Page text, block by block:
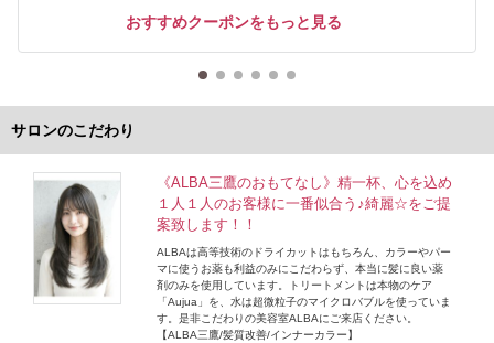
おすすめクーポンをもっと見る
サロンのこだわり
《ALBA三鷹のおもてなし》精一杯、心を込め
１人１人のお客様に一番似合う♪綺麗☆をご提
案致します！！
ALBAは高等技術のドライカットはもちろん、カラーやパー
マに使うお薬も利益のみにこだわらず、本当に髪に良い薬
剤のみを使用しています。トリートメントは本物のケア
「Aujua」を、水は超微粒子のマイクロバブルを使っていま
す。是非こだわりの美容室ALBAにご来店ください。
【ALBA三鷹/髪質改善/インナーカラー】